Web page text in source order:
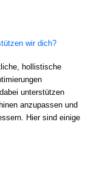
wir dich?
hollistische
unterstützen
anzupassen und
Hier sind einige